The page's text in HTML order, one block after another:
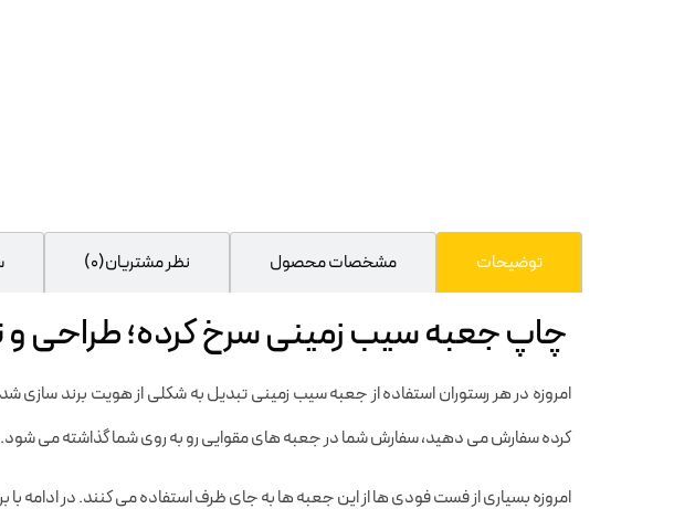
توضیحات مشخصات محصول نظر مشتریان(0)
چاپ جعبه سیب زمینی سرخ کرده؛ طراحی و
امروزه در هر رستوران استفاده از جعبه سیب زمینی تبدیل به شکلی از هویت برند
کرده سفارش می دهید، سفارش شما در جعبه های مقوایی رو به روی شما گذاشته می شود.
امروزه بسیاری از فست فودی ها از این جعبه ها به جای ظرف استفاده می کنند. در ادامه با